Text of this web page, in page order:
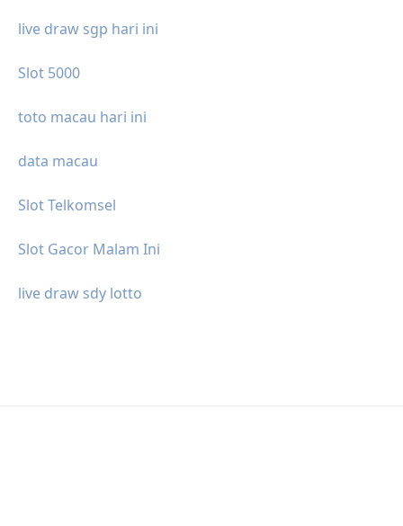
live draw sgp hari ini
Slot 5000
toto macau hari ini
data macau
Slot Telkomsel
Slot Gacor Malam Ini
live draw sdy lotto